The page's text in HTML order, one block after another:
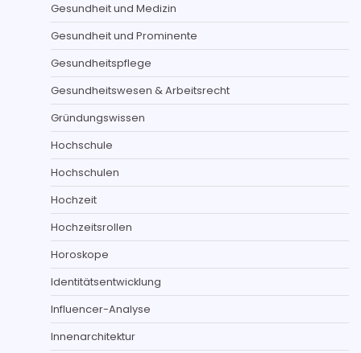
Gesundheit und Medizin
Gesundheit und Prominente
Gesundheitspflege
Gesundheitswesen & Arbeitsrecht
Gründungswissen
Hochschule
Hochschulen
Hochzeit
Hochzeitsrollen
Horoskope
Identitätsentwicklung
Influencer-Analyse
Innenarchitektur